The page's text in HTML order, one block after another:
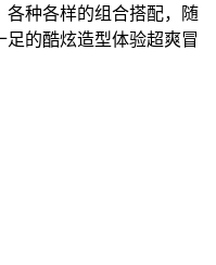
各种各样的组合搭配，随
的酷炫造型体验超爽冒